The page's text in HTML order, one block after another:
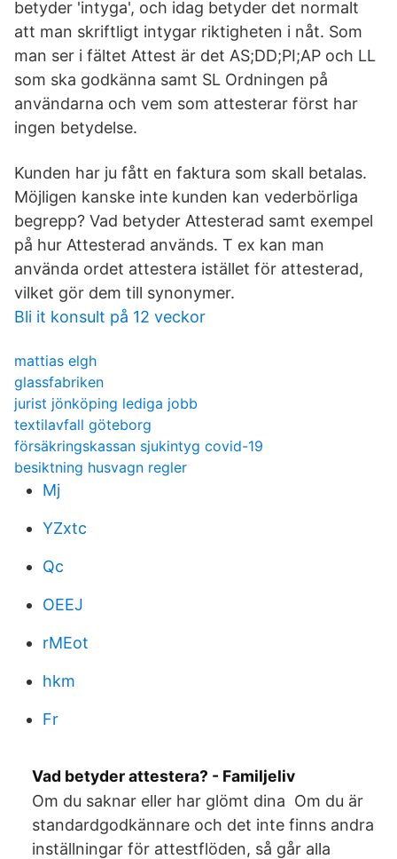
betyder 'intyga', och idag betyder det normalt
att man skriftligt intygar riktigheten i nåt. Som
man ser i fältet Attest är det AS;DD;PI;AP och LL
som ska godkänna samt SL Ordningen på
användarna och vem som attesterar först har
ingen betydelse.
Kunden har ju fått en faktura som skall betalas.
Möjligen kanske inte kunden kan vederbörliga
begrepp? Vad betyder Attesterad samt exempel
på hur Attesterad används. T ex kan man
använda ordet attestera istället för attesterad,
vilket gör dem till synonymer.
Bli it konsult på 12 veckor
mattias elgh
glassfabriken
jurist jönköping lediga jobb
textilavfall göteborg
försäkringskassan sjukintyg covid-19
besiktning husvagn regler
Mj
YZxtc
Qc
OEEJ
rMEot
hkm
Fr
Vad betyder attestera? - Familjeliv
Om du saknar eller har glömt dina Om du är
standardgodkännare och det inte finns andra
inställningar för attestflöden, så går alla